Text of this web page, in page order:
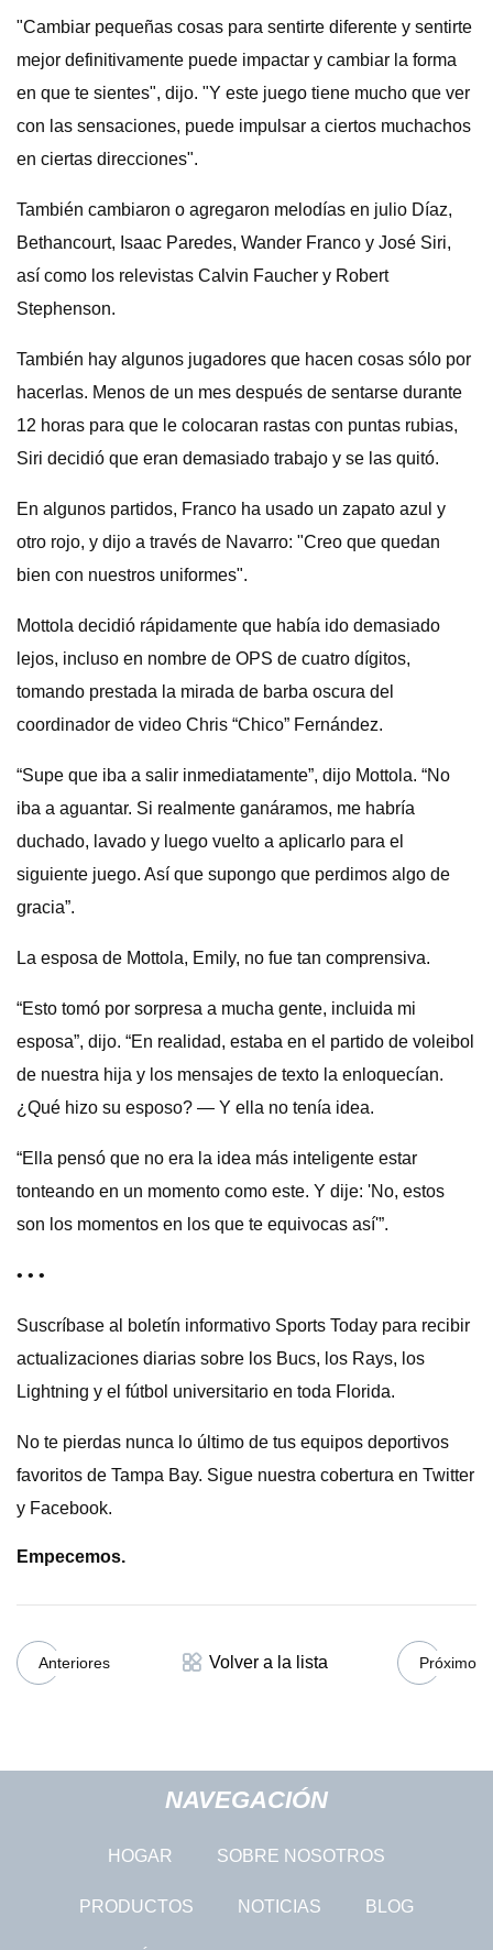
"Cambiar pequeñas cosas para sentirte diferente y sentirte
mejor definitivamente puede impactar y cambiar la forma
en que te sientes", dijo. "Y este juego tiene mucho que ver
con las sensaciones, puede impulsar a ciertos muchachos
en ciertas direcciones".
También cambiaron o agregaron melodías en julio Díaz,
Bethancourt, Isaac Paredes, Wander Franco y José Siri,
así como los relevistas Calvin Faucher y Robert
Stephenson.
También hay algunos jugadores que hacen cosas sólo por
hacerlas. Menos de un mes después de sentarse durante
12 horas para que le colocaran rastas con puntas rubias,
Siri decidió que eran demasiado trabajo y se las quitó.
En algunos partidos, Franco ha usado un zapato azul y
otro rojo, y dijo a través de Navarro: "Creo que quedan
bien con nuestros uniformes".
Mottola decidió rápidamente que había ido demasiado
lejos, incluso en nombre de OPS de cuatro dígitos,
tomando prestada la mirada de barba oscura del
coordinador de video Chris “Chico” Fernández.
“Supe que iba a salir inmediatamente”, dijo Mottola. “No
iba a aguantar. Si realmente ganáramos, me habría
duchado, lavado y luego vuelto a aplicarlo para el
siguiente juego. Así que supongo que perdimos algo de
gracia”.
La esposa de Mottola, Emily, no fue tan comprensiva.
“Esto tomó por sorpresa a mucha gente, incluida mi
esposa”, dijo. “En realidad, estaba en el partido de voleibol
de nuestra hija y los mensajes de texto la enloquecían.
¿Qué hizo su esposo? — Y ella no tenía idea.
“Ella pensó que no era la idea más inteligente estar
tonteando en un momento como este. Y dije: 'No, estos
son los momentos en los que te equivocas así'”.
• • •
Suscríbase al boletín informativo Sports Today para recibir
actualizaciones diarias sobre los Bucs, los Rays, los
Lightning y el fútbol universitario en toda Florida.
No te pierdas nunca lo último de tus equipos deportivos
favoritos de Tampa Bay. Sigue nuestra cobertura en Twitter
y Facebook.
Empecemos.
Anteriores Volver a la lista Próximo
NAVEGACIÓN
HOGAR SOBRE NOSOTROS
PRODUCTOS NOTICIAS BLOG